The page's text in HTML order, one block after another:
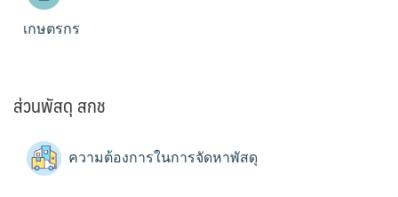
เกษตรกร
ส่วนพัสดุ สกช
ความต้องการในการจัดหาพัสดุ